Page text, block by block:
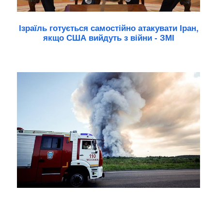
Ізраїль готується самостійно атакувати Іран,
якщо США вийдуть з війни - ЗМІ